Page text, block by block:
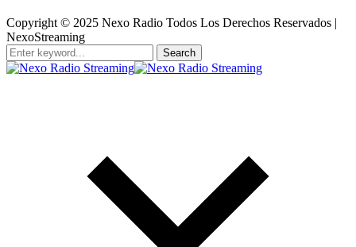
Copyright © 2025 Nexo Radio Todos Los Derechos Reservados |
NexoStreaming
Search